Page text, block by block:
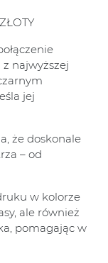
najwyższej
jej
że doskonale
– od
w kolorze
ale również
pomagając w